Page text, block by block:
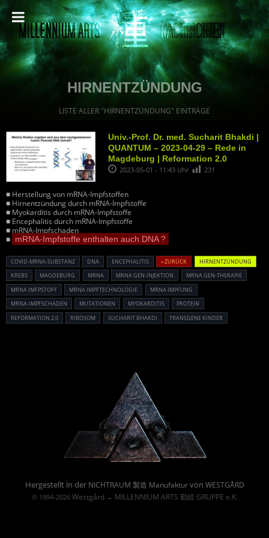
HIRNENTZÜNDUNG
LISTE ALLER "HIRNENTZÜNDUNG" EINTRÄGE
Univ.-Prof. Dr. med. Sucharit Bhakdi |
QUANTUM – 2023-04-29 – Rede in
Magdeburg | Reformation 2.0
2023-05-01 - 11:43 Uhr 231
■ Herstellung von mRNA-Impfstoffen
■ Hirnentzündung durch mRNA-Impfstoffe
■ Myokarditis durch mRNA-Impfstoffe
■ Encephalitis durch mRNA-Impfstoffe
■ mRNA-Impfschaden
■ mRNA-Impfstoffe enthalten auch DNA ?
COVID-MRNA-SUBSTANZ DNA ENCEPHALITIS « ZURÜCK
HIRNENTZÜNDUNG
KREBS
MAGDEBURG MRNA MRNA GEN-INJEKTION
MRNA GEN-THERAPIE
MRNA IMFPSTOFF
MRNA IMPFTECHNOLOGIE
MRNA IMPFUNG
MRNA-IMPFSCHADEN
MUTATIONEN MYOKARDITIS
PROTEIN
REFORMATION 2.0
RIBOSOM SUCHARIT BHAKDI TRANSGENE KINDER
Hergestellt in der NICHTRAUM 製造 Manufakturvon WESTGÅRD
© 1994-2026 Westgård→ MILLENNIUM ARTS 勤続 GRUPPE e.K.
Powered By :